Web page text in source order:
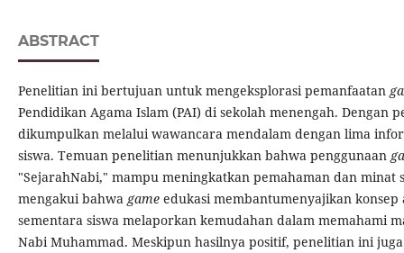
ABSTRACT
Penelitian ini bertujuan untuk mengeksplorasi pemanfaatan
Pendidikan Agama Islam (PAI) di sekolah menengah. Dengan
dikumpulkan melalui wawancara mendalam dengan lima
siswa. Temuan penelitian menunjukkan bahwa penggunaan
"SejarahNabi," mampu meningkatkan pemahaman dan minat
mengakui bahwa game edukasi membantumenyajikan
sementara siswa melaporkan kemudahan dalam memahami
Nabi Muhammad. Meskipun hasilnya positif, penelitian ini